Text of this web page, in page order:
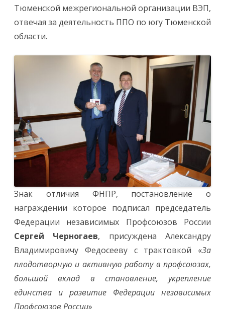
Тюменской межрегиональной организации ВЭП,
отвечая за деятельность ППО по югу Тюменской
области.
Знак отличия ФНПР, постановление о
награждении которое подписал председатель
Федерации независимых Профсоюзов России
Сергей Черногаев, присуждена Александру
Владимировичу Федосееву с трактовкой «За
плодотворную и активную работу в профсоюзах,
большой вклад в становление, укрепление
единства и развитие Федерации независимых
Профсоюзов России»